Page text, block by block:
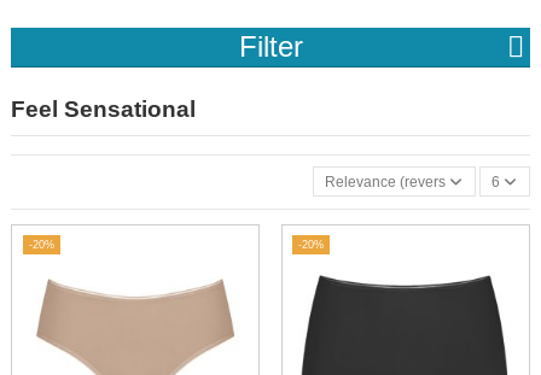
Feel Sensational
Relevance (reverse) 6
-20% -20%
Filter